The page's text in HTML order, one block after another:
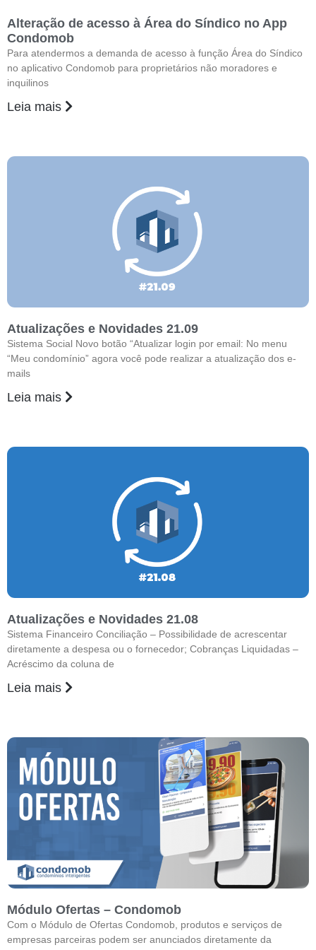
Alteração de acesso à Área do Síndico no App
Condomob
Para atendermos a demanda de acesso à função Área do Síndico
no aplicativo Condomob para proprietários não moradores e
inquilinos
Leia mais
Atualizações e Novidades 21.09
Sistema Social Novo botão “Atualizar login por email: No menu
“Meu condomínio” agora você pode realizar a atualização dos e-
mails
Leia mais
Atualizações e Novidades 21.08
Sistema Financeiro Conciliação – Possibilidade de acrescentar
diretamente a despesa ou o fornecedor; Cobranças Liquidadas –
Acréscimo da coluna de
Leia mais
Módulo Ofertas – Condomob
Com o Módulo de Ofertas Condomob, produtos e serviços de
empresas parceiras podem ser anunciados diretamente da